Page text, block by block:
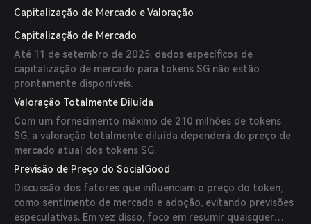
Capitalização de Mercado e Valoração
Capitalização de Mercado
Até 11 de setembro de 2025, dados específicos de
capitalização de mercado para tokens SG não estão
prontamente disponíveis.
Valoração Totalmente Diluída
Com um fornecimento máximo de 210 milhões de tokens
SG, a valoração totalmente diluída dependerá do preço de
mercado atual dos tokens SG.
Previsão de Preço do SocialGood
Discussão dos fatores que influenciam o preço do token,
como sentimento de mercado e adoção, evitando previsões
especulativas. Em vez disso, foco em resumir quaisquer